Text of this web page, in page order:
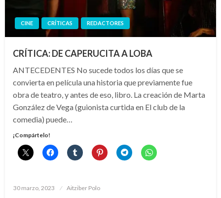
CINE CRÍTICAS REDACTORES
CRÍTICA: DE CAPERUCITA A LOBA
ANTECEDENTES No sucede todos los días que se
convierta en película una historia que previamente fue
obra de teatro, y antes de eso, libro. La creación de Marta
González de Vega (guionista curtida en El club de la
comedia) puede…
¡Compártelo!
Publicado
30 marzo, 2023 Aitziber Polo